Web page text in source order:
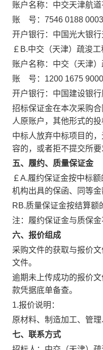
账户名称：中交天津航道
账
号： 7546 0188
开户银行： 中国光大银
￡B.中交（天津）疏浚工
账户名称：中交（天津
账
号： 1200 1675
开户银行：中国建设银
招标保证金在本次采购
人原账户，其他形式的
中标人放弃中标项目的
容的，或者拒不提交所
五、 履约、质量保证金
￡A.履约保证金按中标额
机构出具的保函、同等
RB.质量保证金按结算额
注：履约保证金与质保金
六、报价组成
采购文件的获取与报价
文件。
逾期未上传成功的报价
款凭据底单备查。
1.报价说明：
原材料、制造加工、管
七、联系方式